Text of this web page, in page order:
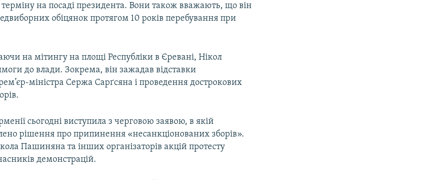
терміну на посаді президента. Вони також вважають, що він
обіцянок протягом 10 років перебування при
на мітингу на площі Республіки в Єревані, Нікол
до влади. Зокрема, він зажадав відставки
міністра Сержа Сарґсяна і проведення дострокових
сьогодні виступила з черговою заявою, в якій
рішення про припинення «несанкціонованих зборів».
Пашиняна та інших організаторів акцій протесту
демонстрацій.